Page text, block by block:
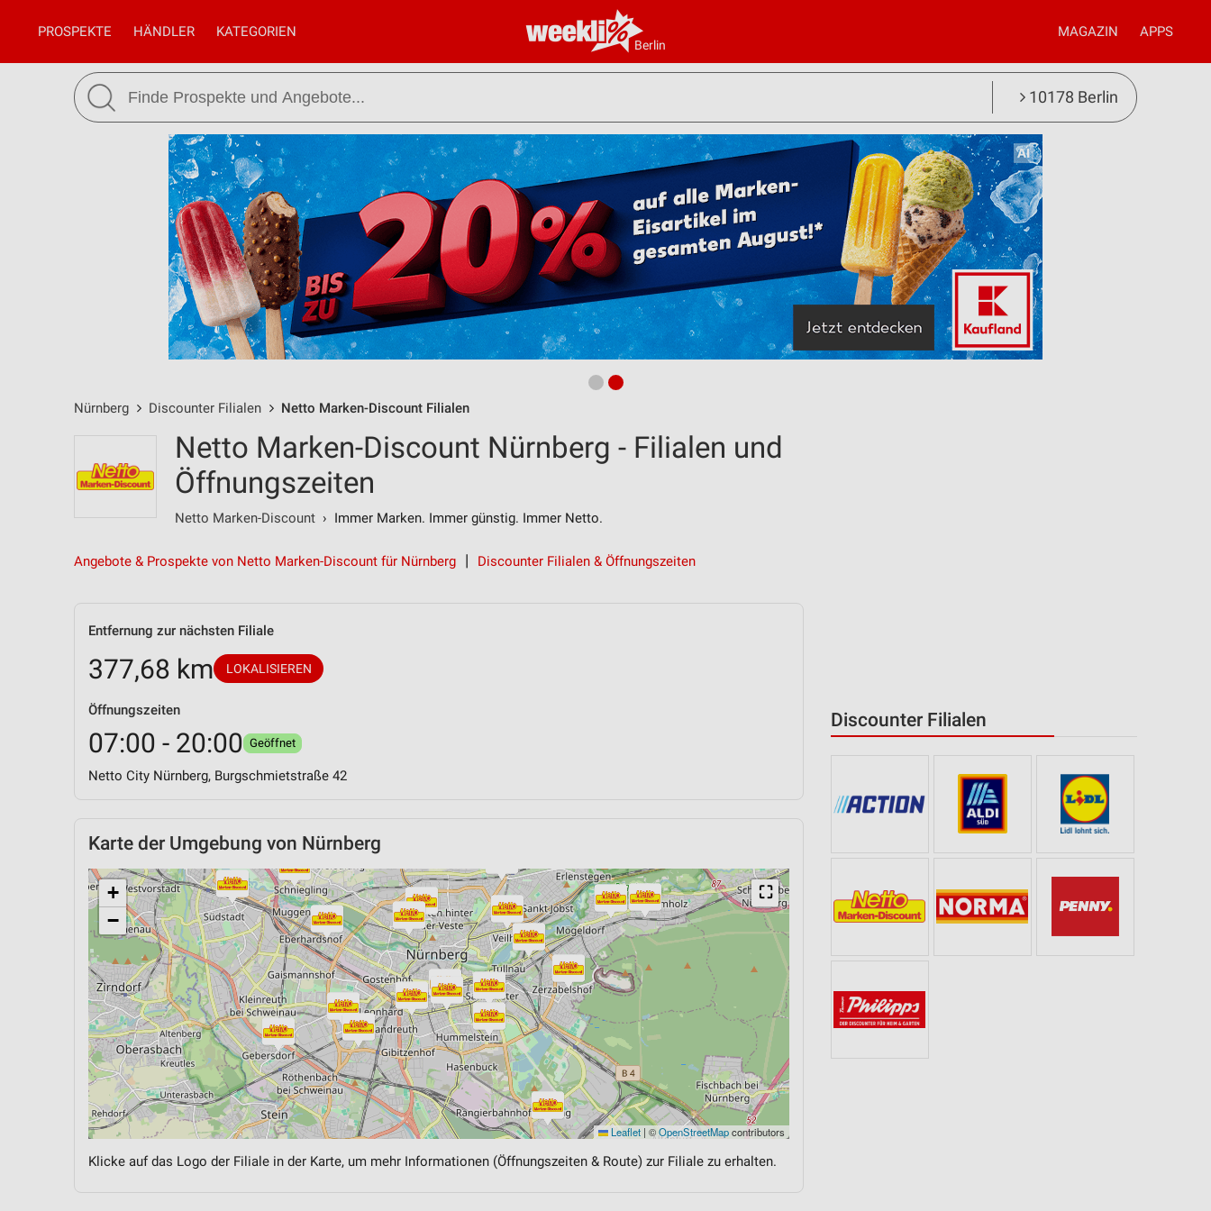
Berlin
PROSPEKTE HÄNDLER KATEGORIEN MAGAZIN APPS
10178 Berlin
Nürnberg Discounter Filialen Netto Marken-Discount Filialen
Discounter Filialen
Netto Marken-Discount Nürnberg - Filialen und
Öffnungszeiten
Netto Marken-Discount › Immer Marken. Immer günstig. Immer Netto.
Angebote & Prospekte von Netto Marken-Discount für Nürnberg Discounter Filialen & Öffnungszeiten
Entfernung zur nächsten Filiale
377,68 km LOKALISIEREN
Öffnungszeiten
07:00 - 20:00 Geöffnet
Netto City Nürnberg, Burgschmietstraße 42
Karte der Umgebung von Nürnberg
⛶
+
−
Leaflet | ©OpenStreetMapcontributors
Klicke auf das Logo der Filiale in der Karte, um mehr Informationen (Öffnungszeiten & Route) zur Filiale zu erhalten.